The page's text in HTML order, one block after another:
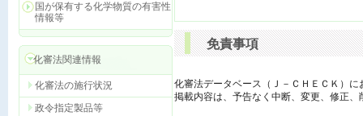
国が保有する化学物質の有害性
情報等
化審法関連情報
化審法の施行状況
政令指定製品等
免責事項
化審法データベース（Ｊ－ＣＨＥＣＫ）
掲載内容は、予告なく中断、変更、修正